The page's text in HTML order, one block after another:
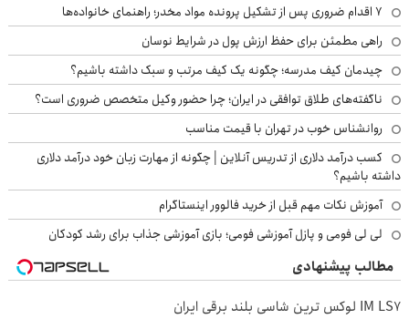
۷ اقدام ضروری پس از تشکیل پرونده مواد مخدر؛ راهنمای خانواده‌ها
راهی مطمئن برای حفظ ارزش پول در شرایط نوسان
چیدمان کیف مدرسه؛ چگونه یک کیف مرتب و سبک داشته باشیم؟
ناگفته‌های طلاق توافقی در ایران؛ چرا حضور وکیل متخصص ضروری است؟
روانشناس خوب در تهران با قیمت مناسب
کسب درآمد دلاری از تدریس آنلاین | چگونه از مهارت زبان خود درآمد دلاری
داشته باشیم؟
آموزش نکات مهم قبل از خرید فالوور اینستاگرام
لی لی فومی و پازل آموزشی فومی؛ بازی آموزشی جذاب برای رشد کودکان
مطالب پیشنهادی
IM LS7 لوکس ترین شاسی بلند برقی ایران